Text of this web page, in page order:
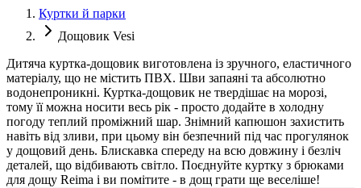
Куртки й парки
Дощовик Vesi
Дитяча куртка-дощовик виготовлена із зручного, еластичного
матеріалу, що не містить ПВХ. Шви запаяні та абсолютно
водонепроникні. Куртка-дощовик не твердішає на морозі,
тому її можна носити весь рік - просто додайте в холодну
погоду теплий проміжний шар. Знімний капюшон захистить
навіть від зливи, при цьому він безпечний під час прогулянок
у дощовий день. Блискавка спереду на всю довжину і безліч
деталей, що відбивають світло. Поєднуйте куртку з брюками
для дощу Reima і ви помітите - в дощ грати ще веселіше!